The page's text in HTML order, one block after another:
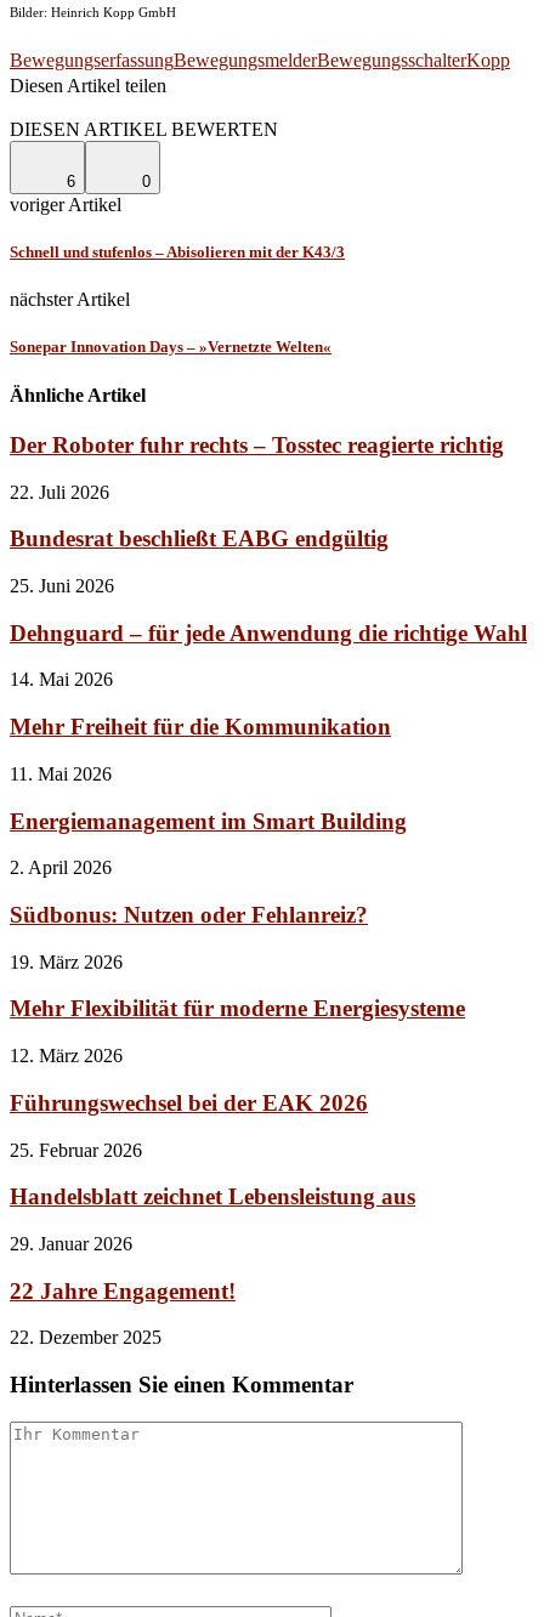
Bilder: Heinrich Kopp GmbH
BewegungserfassungBewegungsmelderBewegungsschalterKopp
Diesen Artikel teilen
DIESEN ARTIKEL BEWERTEN
6 0
voriger Artikel
Schnell und stufenlos – Abisolieren mit der K43/3
nächster Artikel
Sonepar Innovation Days – »Vernetzte Welten«
Ähnliche Artikel
Der Roboter fuhr rechts – Tosstec reagierte richtig
22. Juli 2026
Bundesrat beschließt EABG endgültig
25. Juni 2026
Dehnguard – für jede Anwendung die richtige Wahl
14. Mai 2026
Mehr Freiheit für die Kommunikation
11. Mai 2026
Energiemanagement im Smart Building
2. April 2026
Südbonus: Nutzen oder Fehlanreiz?
19. März 2026
Mehr Flexibilität für moderne Energiesysteme
12. März 2026
Führungswechsel bei der EAK 2026
25. Februar 2026
Handelsblatt zeichnet Lebensleistung aus
29. Januar 2026
22 Jahre Engagement!
22. Dezember 2025
Hinterlassen Sie einen Kommentar